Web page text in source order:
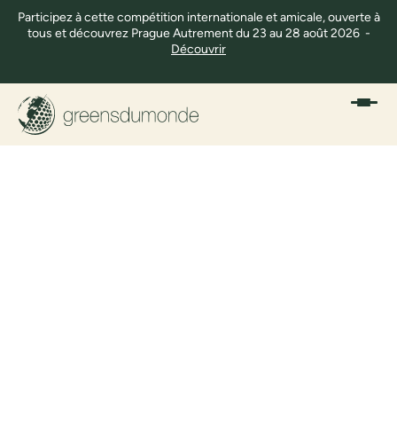
Participez à cette compétition internationale et amicale, ouverte à
tous et découvrez Prague Autrement du 23 au 28 août 2026 -
Découvrir